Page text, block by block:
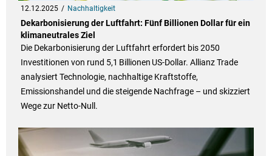
12.12.2025 Nachhaltigkeit
Dekarbonisierung der Luftfahrt: Fünf Billionen Dollar für ein
klimaneutrales Ziel
Die Dekarbonisierung der Luftfahrt erfordert bis 2050
Investitionen von rund 5,1 Billionen US‑Dollar. Allianz Trade
analysiert Technologie, nachhaltige Kraftstoffe,
Emissionshandel und die steigende Nachfrage – und skizziert
Wege zur Netto‑Null.